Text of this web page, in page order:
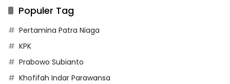
Populer Tag
Pertamina Patra Niaga
KPK
Prabowo Subianto
Khofifah Indar Parawansa